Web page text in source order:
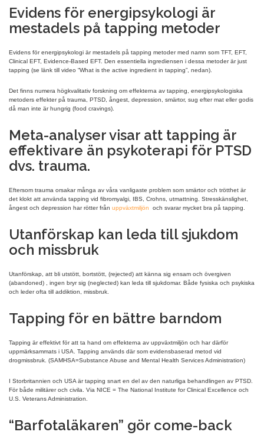
Evidens för energipsykologi är
mestadels på tapping metoder
Evidens för energipsykologi är mestadels på tapping metoder med namn som TFT, EFT,
Clinical EFT, Evidence-Based EFT. Den essentiella ingrediensen i dessa metoder är just
tapping (se länk till video “What is the active ingredient in tapping”, nedan).
Det finns numera högkvalitativ forskning om effekterna av tapping, energipsykologiska
metoders effekter på trauma, PTSD, ångest, depression, smärtor, sug efter mat eller godis
då man inte är hungrig (food cravings).
Meta-analyser visar att tapping är
effektivare än psykoterapi för PTSD
dvs. trauma.
Eftersom trauma orsakar många av våra vanligaste problem som smärtor och trötthet är
det klokt att använda tapping vid fibromyalgi, IBS, Crohns, utmattning. Stresskänslighet,
ångest och depression har rötter från uppväxtmiljön och svarar mycket bra på tapping.
Utanförskap kan leda till sjukdom
och missbruk
Utanförskap, att bli utstött, bortstött, (rejected) att känna sig ensam och övergiven
(abandoned) , ingen bryr sig (neglected) kan leda till sjukdomar. Både fysiska och psykiska
och leder ofta till addiktion, missbruk.
Tapping för en bättre barndom
Tapping är effektivt för att ta hand om effekterna av uppväxtmiljön och har därför
uppmärksammats i USA. Tapping används där som evidensbaserad metod vid
drogmissbruk. (SAMHSA=Substance Abuse and Mental Health Services Administration)
I Storbritannien och USA är tapping snart en del av den naturliga behandlingen av PTSD.
För både militärer och civila. Via NICE = The National Institute for Clinical Excellence och
U.S. Veterans Administration.
“Barfotaläkaren” gör come-back